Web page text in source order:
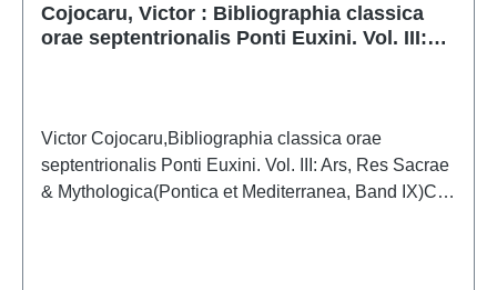
Cojocaru, Victor : Bibliographia classica
orae septentrionalis Ponti Euxini. Vol. III:
Victor Cojocaru,Bibliographia classica orae
septentrionalis Ponti Euxini. Vol. III: Ars, Res Sacrae
& Mythologica(Pontica et Mediterranea, Band IX)Cluj